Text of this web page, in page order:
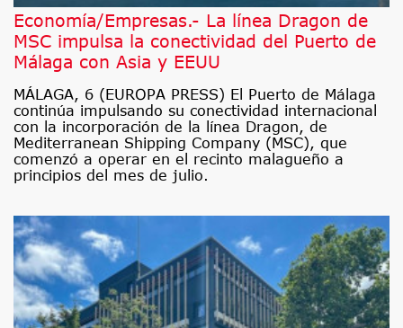
Economía/Empresas.- La línea Dragon de
MSC impulsa la conectividad del Puerto de
Málaga con Asia y EEUU
MÁLAGA, 6 (EUROPA PRESS) El Puerto de Málaga
continúa impulsando su conectividad internacional
con la incorporación de la línea Dragon, de
Mediterranean Shipping Company (MSC), que
comenzó a operar en el recinto malagueño a
principios del mes de julio.